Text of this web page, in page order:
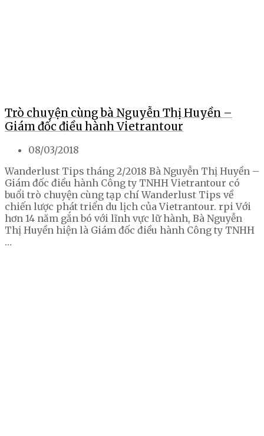
Trò chuyện cùng bà Nguyễn Thị Huyền –
Giám đốc điều hành Vietrantour
08/03/2018
Wanderlust Tips tháng 2/2018 Bà Nguyễn Thị Huyền –
Giám đốc điều hành Công ty TNHH Vietrantour có
buổi trò chuyện cùng tạp chí Wanderlust Tips về
chiến lược phát triển du lịch của Vietrantour. rpi Với
hơn 14 năm gắn bó với lĩnh vực lữ hành, Bà Nguyễn
Thị Huyền hiện là Giám đốc điều hành Công ty TNHH
…